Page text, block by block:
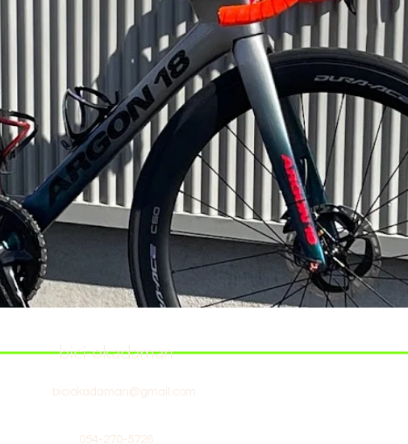
bici-okadaman
biciokadaman@gmail.com
054-270-5726